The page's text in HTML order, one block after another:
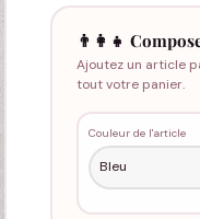
👨‍👩‍👧
Ajoutez un article
tout votre panier.
Couleur de l'article